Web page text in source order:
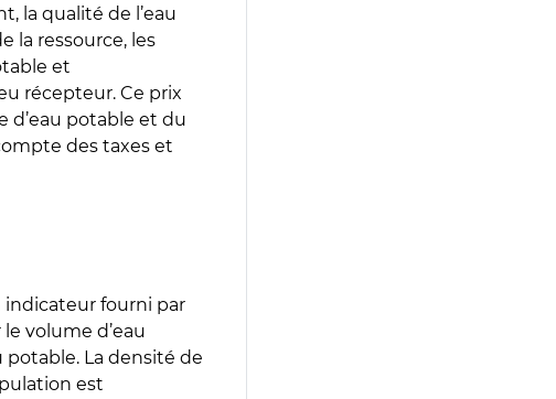
la qualité de l’eau
la ressource, les
et
récepteur. Ce prix
d’eau potable et du
des taxes et
indicateur fourni par
volume d’eau
potable. La densité de
est